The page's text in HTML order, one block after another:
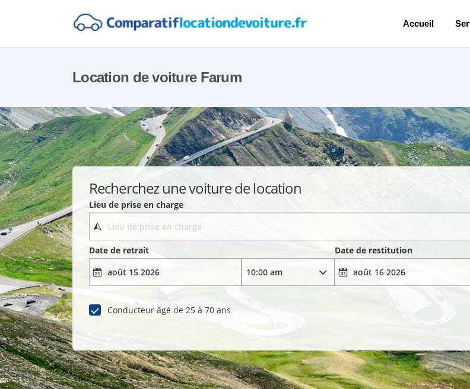
Accueil
Location de voiture Farum
Recherchez une voiture de location
Lieu de prise en charge
Date de retrait
Date de restitution
Conducteur âgé de 25 à 70 ans